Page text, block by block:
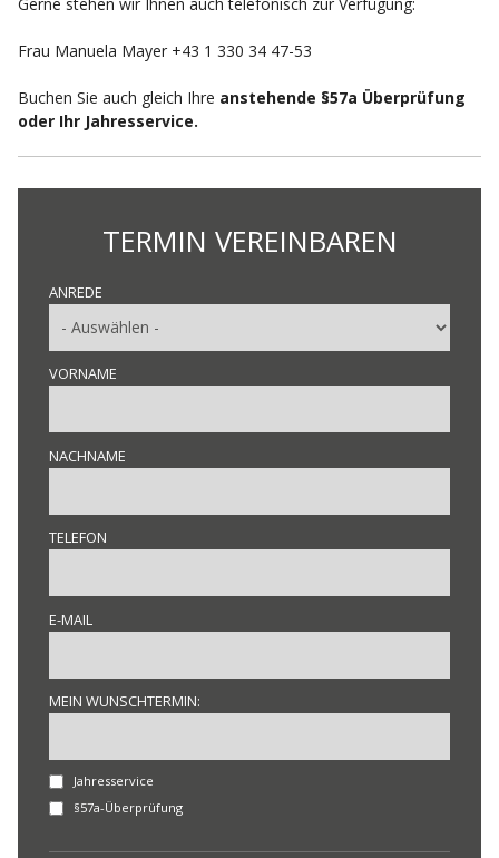
Frau Manuela Mayer +43 1 330 34 47-53
Buchen Sie auch gleich Ihre anstehende §57a Überprüfung
oder Ihr Jahresservice.
TERMIN VEREINBAREN
ANREDE
VORNAME
NACHNAME
TELEFON
E-MAIL
MEIN WUNSCHTERMIN:
Jahresservice
§57a-Überprüfung